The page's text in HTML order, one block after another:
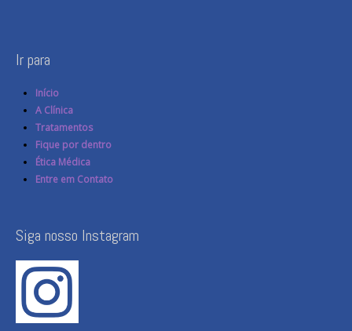
Ir para
Início
A Clínica
Tratamentos
Fique por dentro
Ética Médica
Entre em Contato
Siga nosso Instagram